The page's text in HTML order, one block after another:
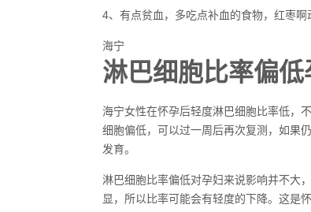
4、有点贫血，多吃点补血的食物，红枣啊
海宁
淋巴细胞比率偏
海宁女性在怀孕后轻度淋巴细胞比率低，
细胞偏低，可以过一周后再次复测，如果
发育。
淋巴细胞比率偏低对孕妇来说影响并不大
显，所以比率可能会有轻度的下降。这是